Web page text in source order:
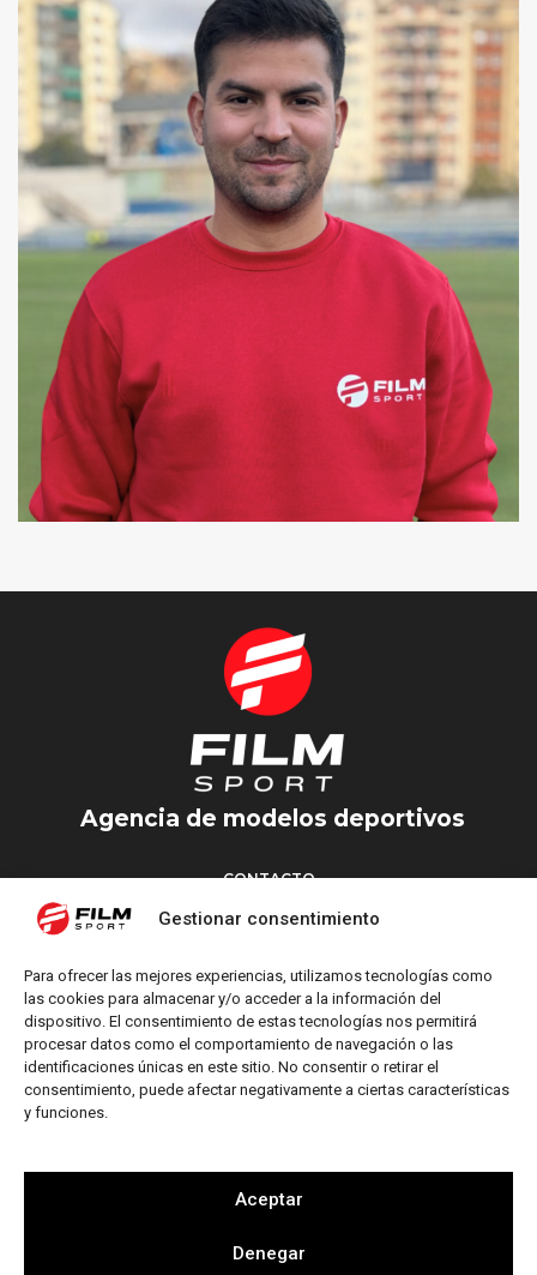
Gestionar consentimiento
Para ofrecer las mejores experiencias, utilizamos tecnologías como
las cookies para almacenar y/o acceder a la información del
dispositivo. El consentimiento de estas tecnologías nos permitirá
procesar datos como el comportamiento de navegación o las
identificaciones únicas en este sitio. No consentir o retirar el
consentimiento, puede afectar negativamente a ciertas características
y funciones.
Aceptar
Denegar
COREÓGRAFO
Agencia de modelos deportivos
CONTACTO
Torrent d’en Vidalet, 51 baixos
M: info@filmsport.es
Aviso Legal
Política de Privacidad